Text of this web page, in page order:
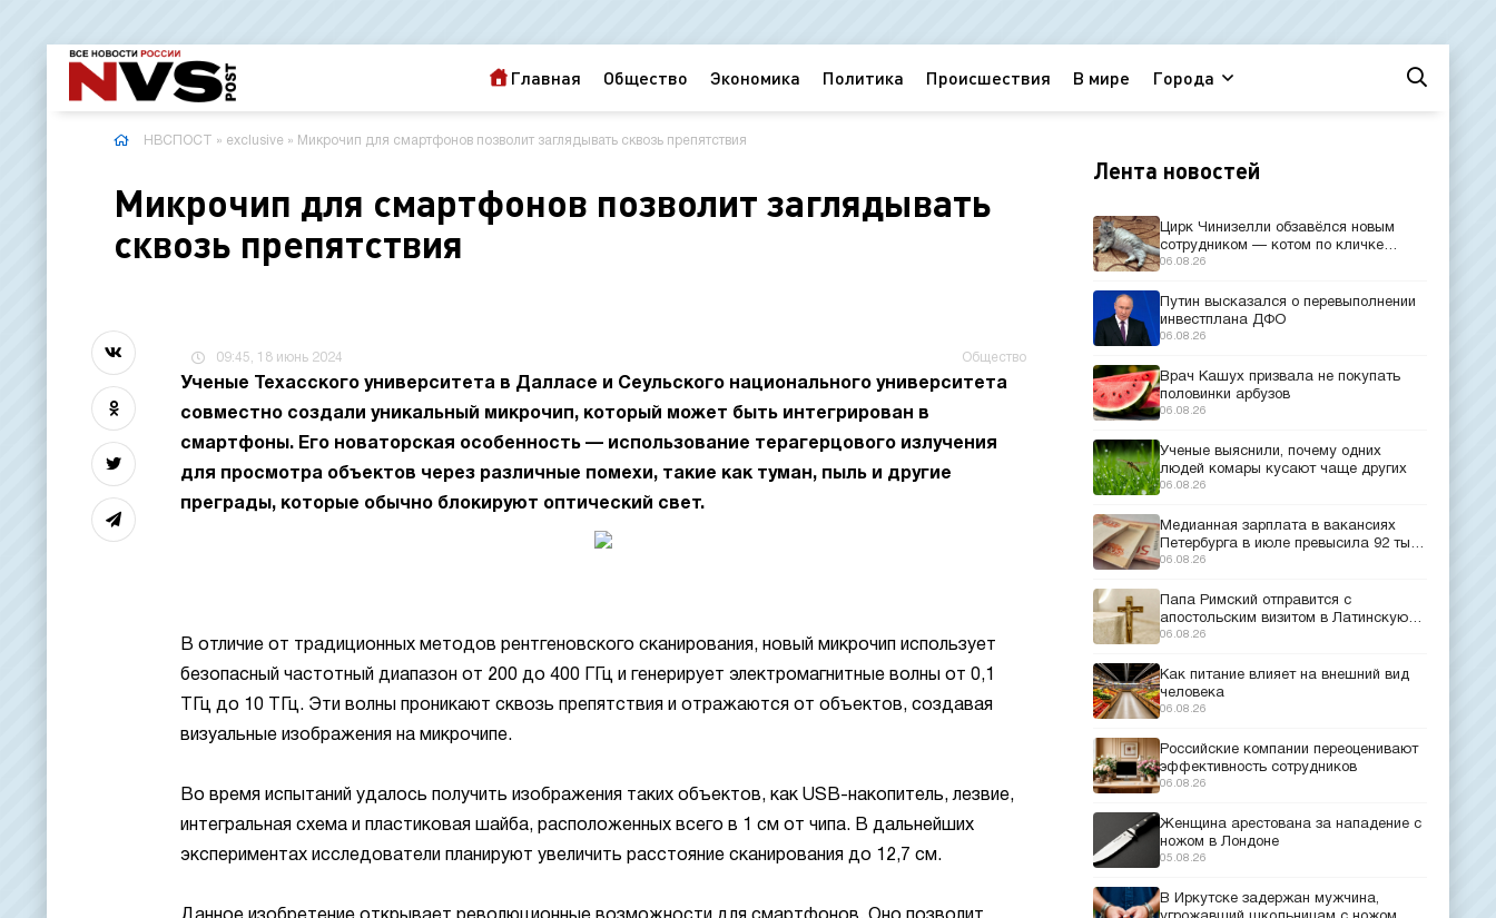
Главная Общество Экономика Политика Происшествия В мире Города
НВСПОСТ » exclusive » Микрочип для смартфонов позволит заглядывать сквозь препятствия
Микрочип для смартфонов позволит заглядывать
сквозь препятствия
09:45, 18 июнь 2024 Общество
Ученые Техасского университета в Далласе и Сеульского национального университета
совместно создали уникальный микрочип, который может быть интегрирован в
смартфоны. Его новаторская особенность — использование терагерцового излучения
для просмотра объектов через различные помехи, такие как туман, пыль и другие
преграды, которые обычно блокируют оптический свет.
В отличие от традиционных методов рентгеновского сканирования, новый микрочип использует
безопасный частотный диапазон от 200 до 400 ГГц и генерирует электромагнитные волны от 0,1
ТГц до 10 ТГц. Эти волны проникают сквозь препятствия и отражаются от объектов, создавая
визуальные изображения на микрочипе.
Во время испытаний удалось получить изображения таких объектов, как USB-накопитель, лезвие,
интегральная схема и пластиковая шайба, расположенных всего в 1 см от чипа. В дальнейших
экспериментах исследователи планируют увеличить расстояние сканирования до 12,7 см.
Лента новостей
Цирк Чинизелли обзавёлся новым
сотрудником — котом по кличке
Манеж из Эрмитажа
06.08.26
Путин высказался о перевыполнении
инвестплана ДФО
06.08.26
Врач Кашух призвала не покупать
половинки арбузов
06.08.26
Ученые выяснили, почему одних
людей комары кусают чаще других
06.08.26
Медианная зарплата в вакансиях
Петербурга в июле превысила 92 тыс.
рублей
06.08.26
Папа Римский отправится с
апостольским визитом в Латинскую
Америку
06.08.26
Как питание влияет на внешний вид
человека
06.08.26
Российские компании переоценивают
эффективность сотрудников
06.08.26
Женщина арестована за нападение с
ножом в Лондоне
05.08.26
В Иркутске задержан мужчина,